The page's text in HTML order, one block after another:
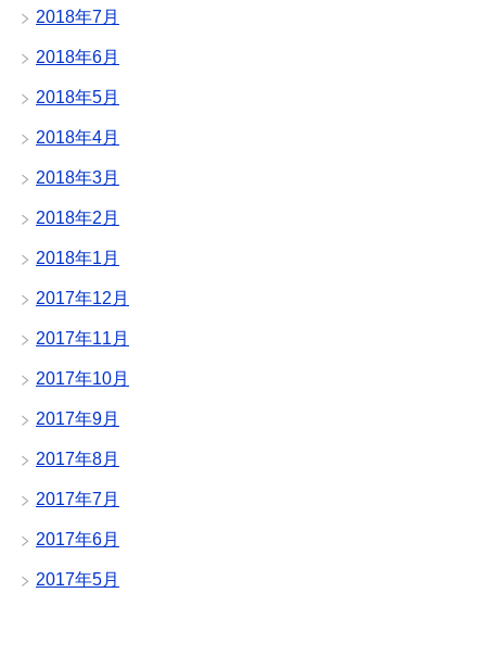
2018年7月
2018年6月
2018年5月
2018年4月
2018年3月
2018年2月
2018年1月
2017年12月
2017年11月
2017年10月
2017年9月
2017年8月
2017年7月
2017年6月
2017年5月